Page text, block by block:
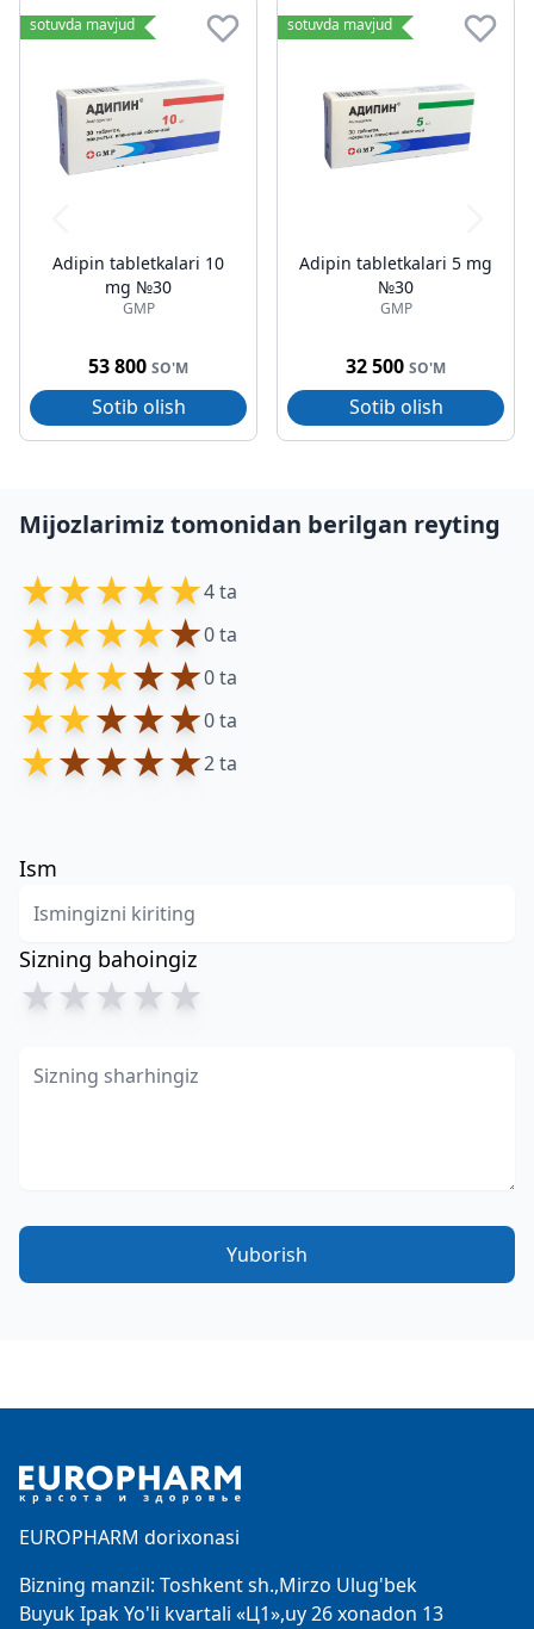
sotuvda mavjud
Adipin tabletkalari 10
mg №30
GMP
53 800 SO'M
Sotib olish
sotuvda mavjud
Adipin tabletkalari 5 mg
№30
GMP
32 500 SO'M
Sotib olish
Mijozlarimiz tomonidan berilgan reyting
★★★★★4 ta
★★★★★0 ta
★★★★★0 ta
★★★★★0 ta
★★★★★2 ta
Ism
Sizning bahoingiz
★★★★★
Yuborish
EUROPHARM dorixonasi
Bizning manzil: Toshkent sh.,Mirzo Ulug'bek
Buyuk Ipak Yo'li kvartali «Ц1»,uy 26 xonadon 13